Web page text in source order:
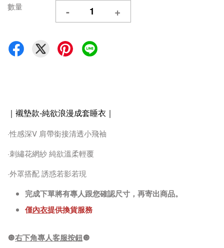
數量 - +
｜襯墊款-純欲浪漫成套睡衣 ｜
·性感深V 肩帶銜接清透小飛袖
·刺繡花網紗 純欲溫柔輕覆
·外罩搭配 誘惑若影若現
完成下單將有專人跟您確認尺寸，再寄出商品。
僅內衣提供換貨服務
🔘右下角專人客服按鈕🔘